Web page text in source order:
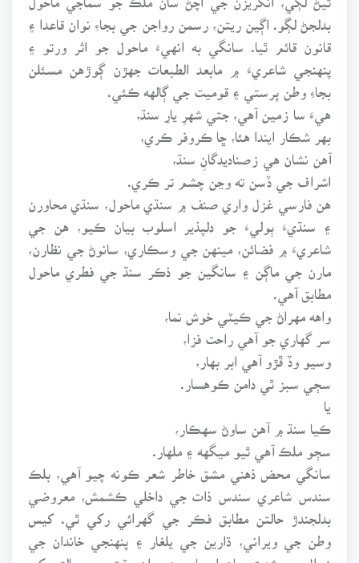
بدلجڻ لڳو. اڳين ريتن، رسمن رواجن جي بجاءِ نوان قاعدا ۽
قانون قائم ٿيا. سانگي به انهيءَ ماحول جو اثر ورتو ۽
پنهنجي شاعريءَ ۾ مابعد الطبعات جهڙن ڳوڙهن مسئلن
بجاءِ وطن پرستي ۽ قوميت جي ڳالهه ڪئي.
هيءَ سا زمين آهي، جتي شهرِ يارِ سنڌ،
بهر شڪار ايندا هئا، ڇا ڪروفر ڪري،
آهن نشان هي زصناديدگانِ سنڌ،
اشراف جي ڏسن ته وڃن چشم تر ڪري.
هن فارسي غزل واري صنف ۾ سنڌي ماحول، سنڌي محاورن
۽ سنڌيءَ ٻوليءَ جو دلپذير اسلوب بيان ڪيو، هن جي
شاعريءَ ۾ فضائن، مينهن جي وسڪاري، سانوڻ جي نظارن،
مارن جي ماڳن ۽ سانگين جو ذڪر سنڌ جي فطري ماحول
مطابق آهي.
واهه مهراڻ جي ڪيٽي خوش نما،
سر گهاري جو آهي راحت فزا،
وسيو وڏ ڦڙو آهي ابر بهار،
سڄي سبز ٿي دامن ڪوهسار.
يا
ڪيا سنڌ ۾ آهن ساوڻ سهڪار،
سڄو ملڪ آهي ٿيو ميگهه ۽ ملهار.
سانگي محض ذهني مشق خاطر شعر ڪونه چيو آهي، بلڪ
سندس شاعري سندس ذات جي داخلي ڪشمش، معروضي
بدلجندڙ حالتن مطابق فڪر جي گهرائي رکي ٿي. کيس
وطن جي ويراني، ڌارين جي يلغار ۽ پنهنجي خاندان جي
زوال جو شدت سان احساس هو، ان وقت جي حالتن کي